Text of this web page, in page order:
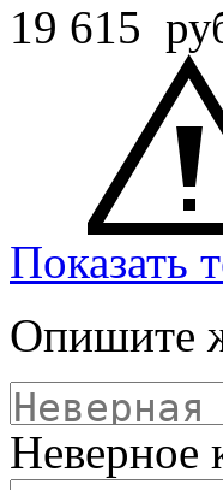
19 615
Показать
Опишите
Неверное